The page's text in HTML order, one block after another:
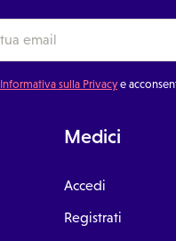
Informativa sulla Privacye
Medici
Accedi
Registrati